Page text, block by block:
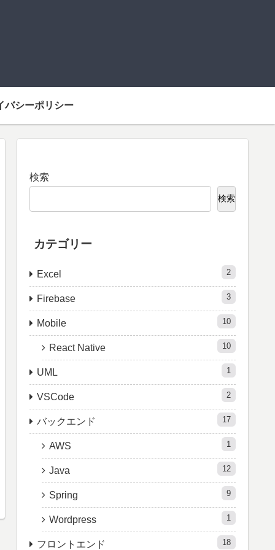
バシーポリシー
検索
検索
カテゴリー
Excel 2
Firebase 3
Mobile 10
React Native 10
UML 1
VSCode 2
バックエンド 17
AWS 1
Java 12
Spring 9
Wordpress 1
フロントエンド 18